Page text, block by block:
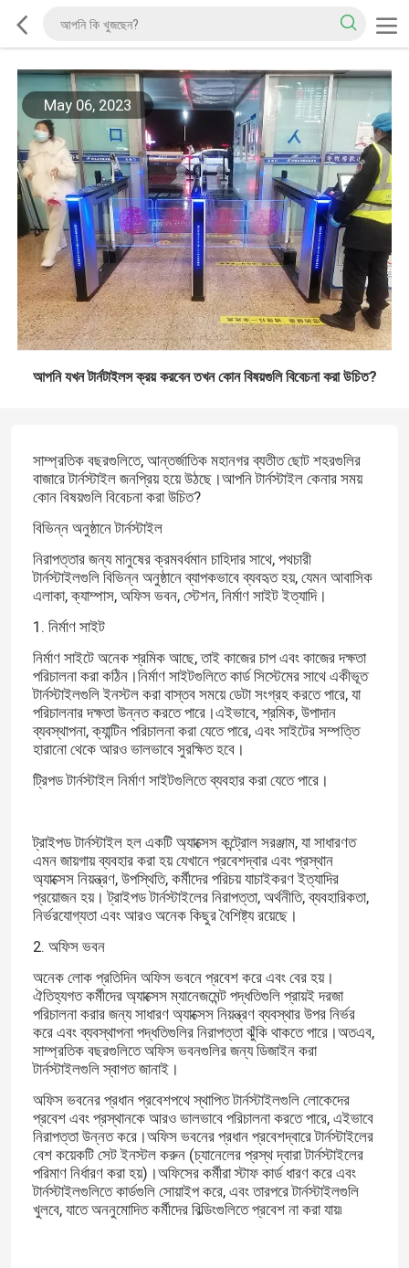
May 06, 2023
আপনি যখন টার্নটাইলস ক্রয় করবেন তখন কোন বিষয়গুলি বিবেচনা করা উচিত?
সাম্প্রতিক বছরগুলিতে, আন্তর্জাতিক মহানগর ব্যতীত ছোট শহরগুলির
বাজারে টার্নস্টাইল জনপ্রিয় হয়ে উঠছে।আপনি টার্নস্টাইল কেনার সময়
কোন বিষয়গুলি বিবেচনা করা উচিত?
বিভিন্ন অনুষ্ঠানে টার্নস্টাইল
নিরাপত্তার জন্য মানুষের ক্রমবর্ধমান চাহিদার সাথে, পথচারী
টার্নস্টাইলগুলি বিভিন্ন অনুষ্ঠানে ব্যাপকভাবে ব্যবহৃত হয়, যেমন আবাসিক
এলাকা, ক্যাম্পাস, অফিস ভবন, স্টেশন, নির্মাণ সাইট ইত্যাদি।
1. নির্মাণ সাইট
নির্মাণ সাইটে অনেক শ্রমিক আছে, তাই কাজের চাপ এবং কাজের দক্ষতা
পরিচালনা করা কঠিন।নির্মাণ সাইটগুলিতে কার্ড সিস্টেমের সাথে একীভূত
টার্নস্টাইলগুলি ইনস্টল করা বাস্তব সময়ে ডেটা সংগ্রহ করতে পারে, যা
পরিচালনার দক্ষতা উন্নত করতে পারে।এইভাবে, শ্রমিক, উপাদান
ব্যবস্থাপনা, ক্যান্টিন পরিচালনা করা যেতে পারে, এবং সাইটের সম্পত্তি
হারানো থেকে আরও ভালভাবে সুরক্ষিত হবে।
ট্রিপড টার্নস্টাইল নির্মাণ সাইটগুলিতে ব্যবহার করা যেতে পারে।
ট্রাইপড টার্নস্টাইল হল একটি অ্যাক্সেস কন্ট্রোল সরঞ্জাম, যা সাধারণত
এমন জায়গায় ব্যবহার করা হয় যেখানে প্রবেশদ্বার এবং প্রস্থান
অ্যাক্সেস নিয়ন্ত্রণ, উপস্থিতি, কর্মীদের পরিচয় যাচাইকরণ ইত্যাদির
প্রয়োজন হয়। ট্রাইপড টার্নস্টাইলের নিরাপত্তা, অর্থনীতি, ব্যবহারিকতা,
নির্ভরযোগ্যতা এবং আরও অনেক কিছুর বৈশিষ্ট্য রয়েছে।
2. অফিস ভবন
অনেক লোক প্রতিদিন অফিস ভবনে প্রবেশ করে এবং বের হয়।
ঐতিহ্যগত কর্মীদের অ্যাক্সেস ম্যানেজমেন্ট পদ্ধতিগুলি প্রায়ই দরজা
পরিচালনা করার জন্য সাধারণ অ্যাক্সেস নিয়ন্ত্রণ ব্যবস্থার উপর নির্ভর
করে এবং ব্যবস্থাপনা পদ্ধতিগুলির নিরাপত্তা ঝুঁকি থাকতে পারে।অতএব,
সাম্প্রতিক বছরগুলিতে অফিস ভবনগুলির জন্য ডিজাইন করা
টার্নস্টাইলগুলি স্বাগত জানাই।
অফিস ভবনের প্রধান প্রবেশপথে স্থাপিত টার্নস্টাইলগুলি লোকেদের
প্রবেশ এবং প্রস্থানকে আরও ভালভাবে পরিচালনা করতে পারে, এইভাবে
নিরাপত্তা উন্নত করে।অফিস ভবনের প্রধান প্রবেশদ্বারে টার্নস্টাইলের
বেশ কয়েকটি সেট ইনস্টল করুন (চ্যানেলের প্রস্থ দ্বারা টার্নস্টাইলের
পরিমাণ নির্ধারণ করা হয়)।অফিসের কর্মীরা স্টাফ কার্ড ধারণ করে এবং
টার্নস্টাইলগুলিতে কার্ডগুলি সোয়াইপ করে, এবং তারপরে টার্নস্টাইলগুলি
খুলবে, যাতে অননুমোদিত কর্মীদের বিল্ডিংগুলিতে প্রবেশ না করা যায়৷